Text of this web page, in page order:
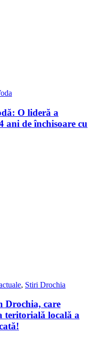
O lideră a
ani de închisoare cu
, Stiri Drochia
care
teritorială locală a